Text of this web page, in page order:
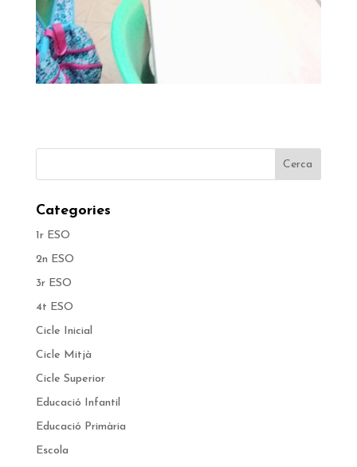
Categories
1r ESO
2n ESO
3r ESO
4t ESO
Cicle Inicial
Cicle Mitjà
Cicle Superior
Educació Infantil
Educació Primària
Escola